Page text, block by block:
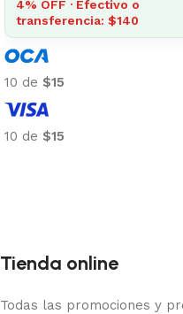
4% OFF · Efectivo o
transferencia: $140
10 de $15
10 de $15
Tienda online
Todas las promociones y